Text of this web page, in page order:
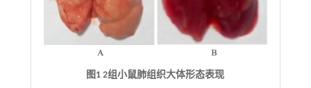
图1 2组小鼠肺组织大体形态表现